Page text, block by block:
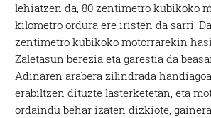
lehiatzen da, 80 zentimetro kubikoko
kilometro ordura ere iristen da sarri.
zentimetro kubikoko motorrarekin
Zaletasun berezia eta garestia da
Adinaren arabera zilindrada
erabiltzen dituzte lasterketetan, eta
ordaindu behar izaten dizkiote,